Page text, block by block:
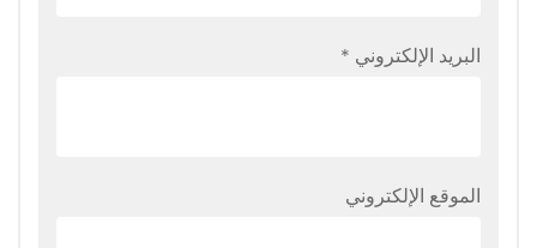
البريد الإلكتروني *
الموقع الإلكتروني